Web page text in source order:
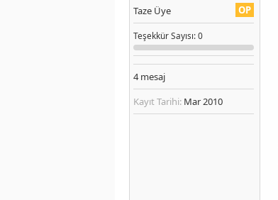
OP
Taze Üye
TeşekkürSayısı: 0
4mesaj
Kayıt Tarihi: Mar 2010